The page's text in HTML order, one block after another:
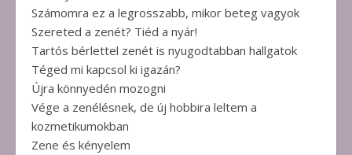
Számomra ez a legrosszabb, mikor beteg vagyok
Szereted a zenét? Tiéd a nyár!
Tartós bérlettel zenét is nyugodtabban hallgatok
Téged mi kapcsol ki igazán?
Újra könnyedén mozogni
Vége a zenélésnek, de új hobbira leltem a
kozmetikumokban
Zene és kényelem